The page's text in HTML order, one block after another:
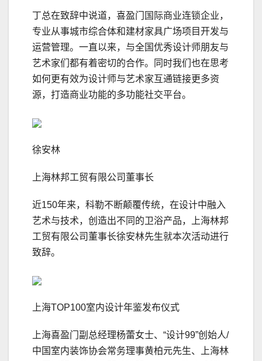
丁总在致辞中说道，喜盈门国际商业连锁企业，
专业从事城市综合体和建材家具广场项目开发与
运营管理。一直以来，与全国优秀设计师朋友与
艺术家们都有着密切的合作。同时我们也在思考
如何更有效为设计师与艺术家互通链接更多资
源，打造商业功能的多功能社交平台。
徐安林
上海林邦工贸有限公司董事长
近150年来，科勒不断颠覆传统，在设计中融入
艺术与技术，创造出不同的卫浴产品，上海林邦
工贸有限公司董事长徐安林先生就本次活动进行
致辞。
上海TOP100室内设计年鉴发布仪式
上海喜盈门副总经理杨蕾女士、“设计99”创始人/
中国室内装饰协会常务理事黄柏元先生、上海林